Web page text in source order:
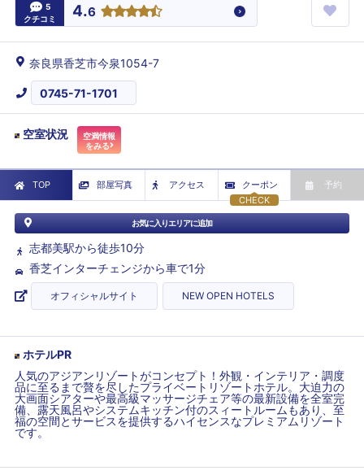
5
クチコミ
4.6
奈良県香芝市今泉1054-7
0745-71-1701
空室状況
空満情報
をみる
TOP 部屋写真
アクセス
CHECK
クーポン 予約
お気に入りエリアに追加
志都美駅から徒歩10分
香芝インターチェンジから車で1分
オフィシャルサイト NEW OPEN HOTELS
ホテルPR
人気のアジアンリゾートがコンセプト！外観・インテリア・調度
品に至るまで贅を尽したプライベートリゾートホテル。大迫力の
大画面シアターや最高級マッサージチェア等の最新設備を全室完
備、露天風呂やシステムキッチン付のスィートルームもあり、至
福の空間とサービスを提供するハイセンスなプレミアムリゾート
です。